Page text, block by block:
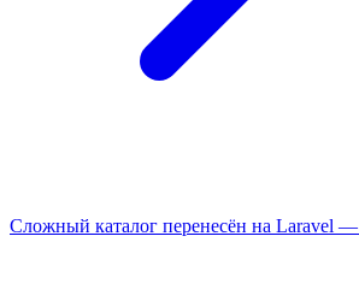
Сложный каталог перенесён на Laravel —